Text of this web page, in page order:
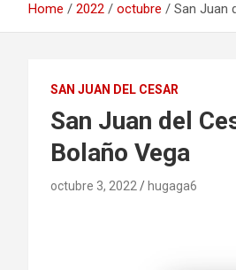
Home 2022 octubre San Juan
SAN JUAN DEL CESAR
San Juan del
Bolaño Vega
octubre 3, 2022 hugaga6